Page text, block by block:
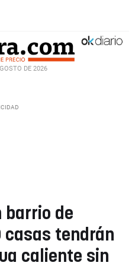
DE 2026
barrio de
casas tendrán
caliente sin